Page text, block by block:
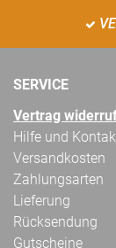
SERVICE
Vertrag
Hilfe und
Versandkosten
Zahlungsarten
Lieferung
Rücksendung
Gutscheine